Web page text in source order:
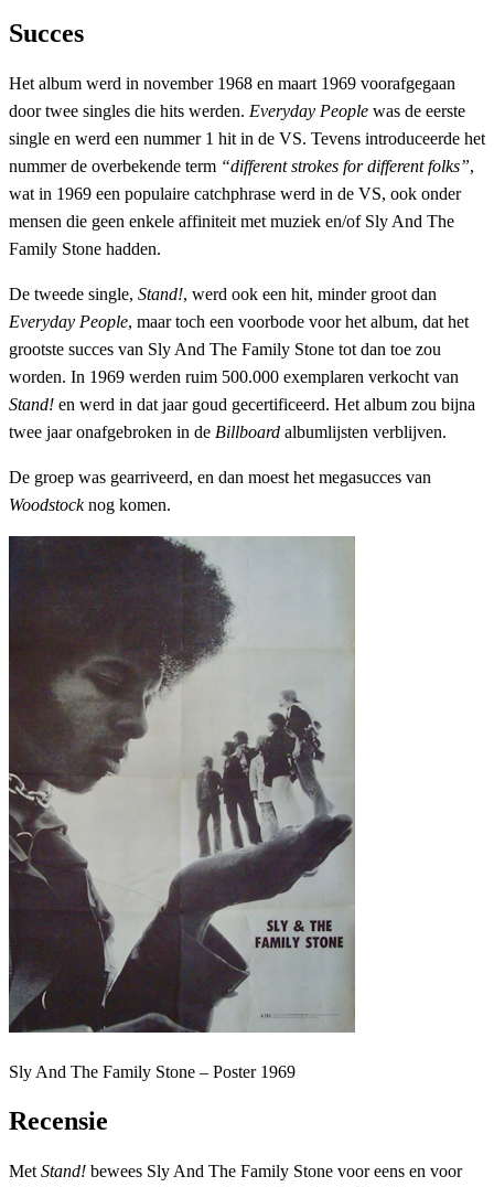
Succes
Het album werd in november 1968 en maart 1969 voorafgegaan
door twee singles die hits werden. Everyday People was de eerste
single en werd een nummer 1 hit in de VS. Tevens introduceerde het
nummer de overbekende term “different strokes for different folks”,
wat in 1969 een populaire catchphrase werd in de VS, ook onder
mensen die geen enkele affiniteit met muziek en/of Sly And The
Family Stone hadden.
De tweede single, Stand!, werd ook een hit, minder groot dan
Everyday People, maar toch een voorbode voor het album, dat het
grootste succes van Sly And The Family Stone tot dan toe zou
worden. In 1969 werden ruim 500.000 exemplaren verkocht van
Stand! en werd in dat jaar goud gecertificeerd. Het album zou bijna
twee jaar onafgebroken in de Billboard albumlijsten verblijven.
De groep was gearriveerd, en dan moest het megasucces van
Woodstocknog komen.
Sly And The Family Stone – Poster 1969
Recensie
Met Stand! bewees Sly And The Family Stone voor eens en voor